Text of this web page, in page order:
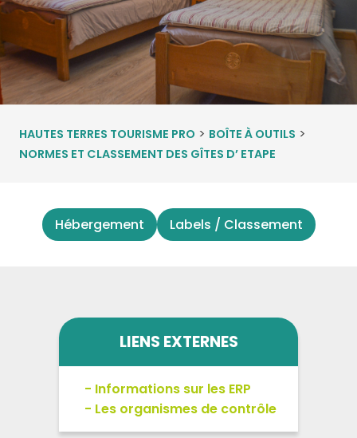
HAUTES TERRES TOURISME PRO > BOÎTE À OUTILS >
NORMES ET CLASSEMENT DES GÎTES D’ ETAPE
Hébergement Labels / Classement
LIENS EXTERNES
Informations sur les ERP
Les organismes de contrôle